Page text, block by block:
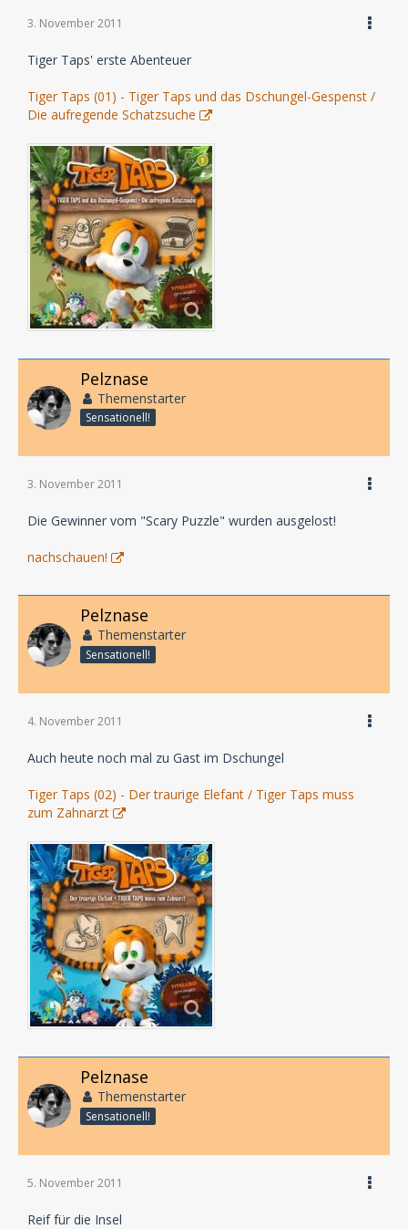
3. November 2011
Tiger Taps' erste Abenteuer
Tiger Taps (01) - Tiger Taps und das Dschungel-Gespenst /
Die aufregende Schatzsuche
Pelznase
Themenstarter
Sensationell!
3. November 2011
Die Gewinner vom "Scary Puzzle" wurden ausgelost!
nachschauen!
Pelznase
Themenstarter
Sensationell!
4. November 2011
Auch heute noch mal zu Gast im Dschungel
Tiger Taps (02) - Der traurige Elefant / Tiger Taps muss
zum Zahnarzt
Pelznase
Themenstarter
Sensationell!
5. November 2011
Reif für die Insel